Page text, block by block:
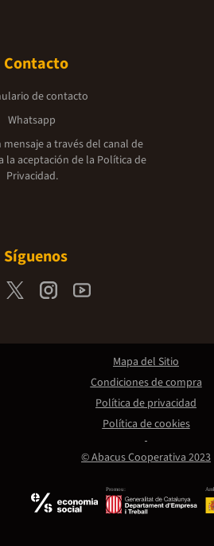
Contacto
de contacto
Whatsapp
mensaje a través del canal de
la aceptación de la Política de
Privacidad.
Síguenos
Promou:
© Abacus Cooperativa 2023
Mapa del Sitio
Condiciones de compra
Política de privacidad
Política de cookies